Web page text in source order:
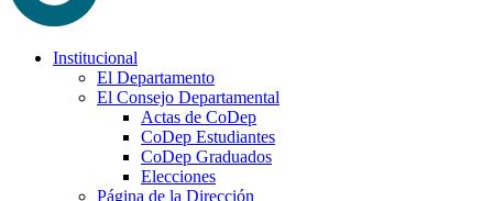
Institucional
El Departamento
El Consejo Departamental
Actas de CoDep
CoDep Estudiantes
CoDep Graduados
Elecciones
Página de la Dirección